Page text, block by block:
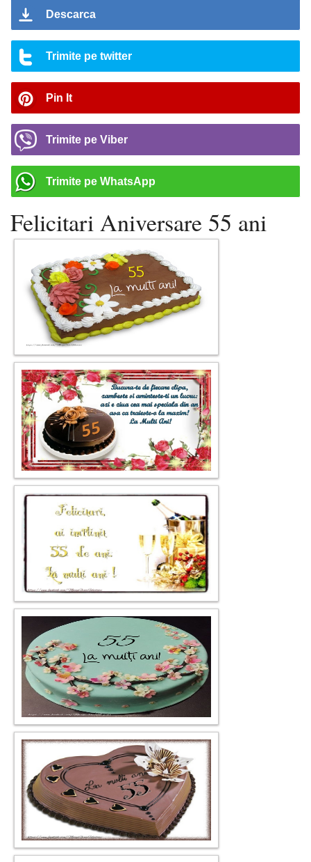
Descarca
Trimite pe twitter
Pin It
Trimite pe Viber
Trimite pe WhatsApp
Felicitari Aniversare 55 ani